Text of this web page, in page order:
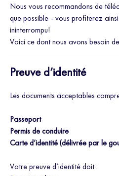
Nous vous recommandons de
que possible - vous profiterez ainsi
ininterrompu!
Voici ce dont nous avons besoin
Preuve d’identité
Les documents acceptables
Passeport
Permis de conduire
Carte d’identité(délivrée par le
Votre preuve d’identité doit :